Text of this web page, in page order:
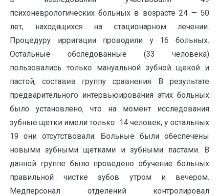
психоневрологических больных в возрасте 24 — 50
лет, находящихся на стационарном лечении.
Процедуру ирригации проводили у 16 больных.
Остальные обследованные (33 человека)
пользовались только мануальной зубной щекой и
пастой, составив группу сравнения. В результате
предварительного интервьюирования этих больных
было установлено, что на момент исследования
зубные щетки имели только 14 человек, у остальных
19 они отсутствовали. Больные были обеспечены
новыми зубными щетками и зубными пастами. В
данной группе было проведено обучение больных
правильной чистке зубов утром и вечером.
Медперсонал отделений контролировал